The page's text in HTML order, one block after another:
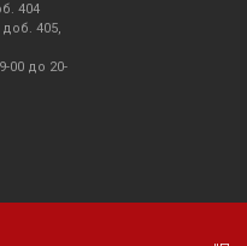
404
доб. 405,
00 до 20-